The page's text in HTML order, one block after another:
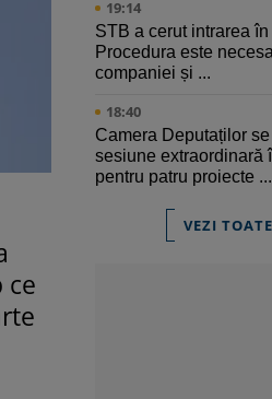
ce
19:14
STB a cerut intrarea
Procedura este
companiei și ...
18:40
Camera Deputaților
sesiune extraordinară
pentru patru proiecte ...
VEZI